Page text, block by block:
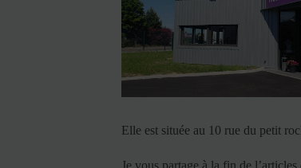
Elle est située au 10 rue du petit
Je vous partage à la fin de